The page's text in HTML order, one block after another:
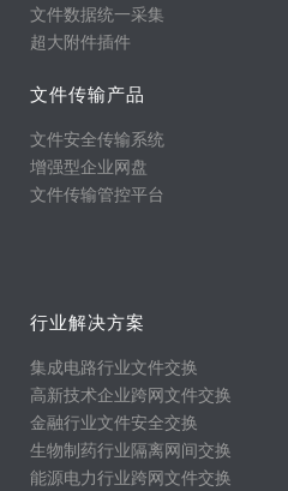
文件数据统一采集
超大附件插件
文件传输产品
文件安全传输系统
增强型企业网盘
文件传输管控平台
行业解决方案
集成电路行业文件交换
高新技术企业跨网文件交换
金融行业文件安全交换
生物制药行业隔离网间交换
能源电力行业跨网文件交换